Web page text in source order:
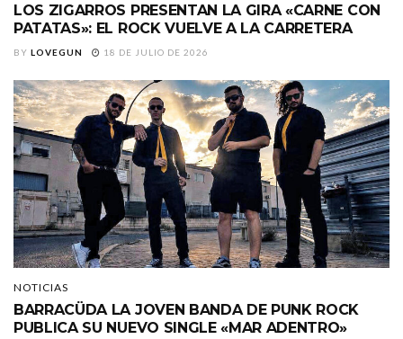
LOS ZIGARROS PRESENTAN LA GIRA «CARNE CON
PATATAS»: EL ROCK VUELVE A LA CARRETERA
BY LOVEGUN 18 DE JULIO DE 2026
NOTICIAS
BARRACÜDA LA JOVEN BANDA DE PUNK ROCK
PUBLICA SU NUEVO SINGLE «MAR ADENTRO»